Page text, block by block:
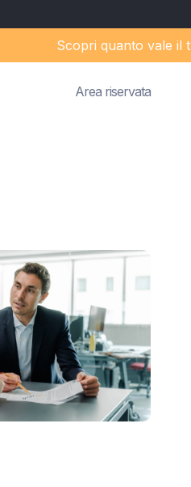
Scopri quanto vale il tuo
Area riservata